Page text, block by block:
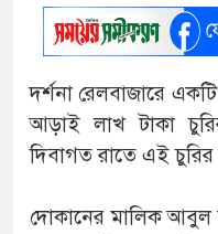
দর্শনা রেলবাজারে
আড়াই লাখ টাকা
দিবাগত রাতে এই চুরির
দোকানের মালিক আবুল